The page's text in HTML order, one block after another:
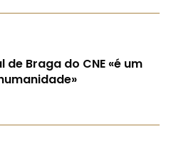
Braga do CNE «é um